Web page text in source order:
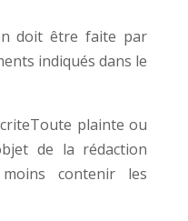
doit être faite par
indiqués dans le
plainte ou
de la rédaction
contenir les